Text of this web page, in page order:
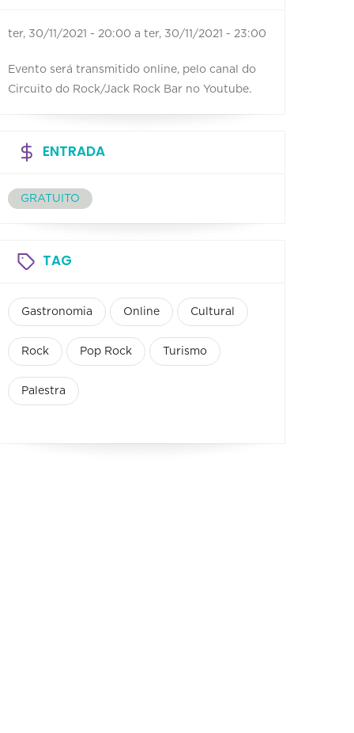
ter, 30/11/2021 - 20:00 a ter, 30/11/2021 - 23:00
Evento será transmitido online, pelo canal do
Circuito do Rock/Jack Rock Bar no Youtube.
ENTRADA
GRATUITO
TAG
Gastronomia Online Cultural
Rock Pop Rock Turismo
Palestra